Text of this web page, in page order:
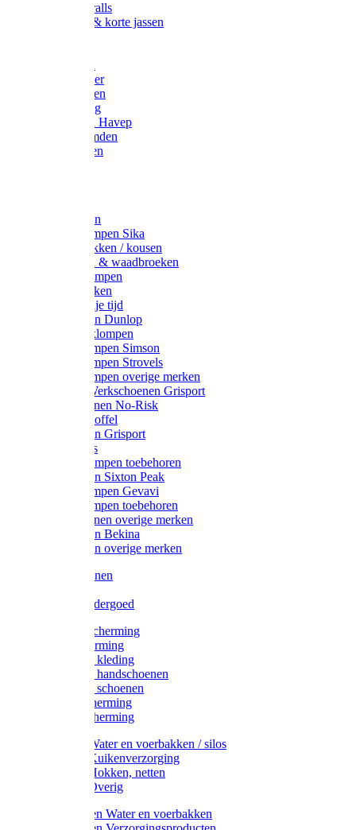
Kinderoveralls
Stofjassen & korte jassen
Bodywarmer
Werkbroeken
Zaagkleding
Werkjassen Havep
Thermohemden
Overhemden
Werksokken
Schoenklompen Sika
Thermo sokken / kousen
Lieslaarzen & waadbroeken
Houten klompen
Wandelsokken
Laarzen vrije tijd
Werklaarzen Dunlop
Kunststof klompen
Schoenklompen Simson
Schoenklompen Strovels
Schoenklompen overige merken
Wandel-/ Werkschoenen Grisport
Werkschoenen No-Risk
Klomppantoffel
Werklaarzen Grisport
Accessoires
Houten klompen toebehoren
Werklaarzen Sixton Peak
Schoenklompen Gevavi
Schoenklompen toebehoren
Werkschoenen overige merken
Werklaarzen Bekina
Werklaarzen overige merken
Handschoenen
Thermo ondergoed
Gehoorbescherming
Oogbescherming
Disposable kleding
Disposable handschoenen
Disposable schoenen
Mondbescherming
Hoofdbescherming
Pluimvee Water en voerbakken / silos
Pluimvee Kuikenverzorging
Pluimvee Hokken, netten
Pluimvee Overig
Knaagdieren Water en voerbakken